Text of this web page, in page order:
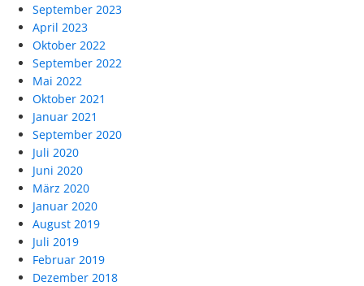
September 2023
April 2023
Oktober 2022
September 2022
Mai 2022
Oktober 2021
Januar 2021
September 2020
Juli 2020
Juni 2020
März 2020
Januar 2020
August 2019
Juli 2019
Februar 2019
Dezember 2018